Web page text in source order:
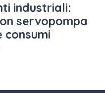
industriali:
servopompa